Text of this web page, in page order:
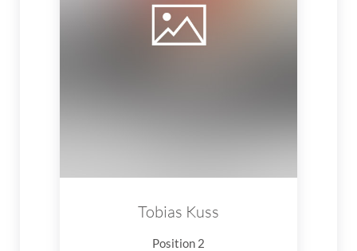
Tobias Kuss
Position 2